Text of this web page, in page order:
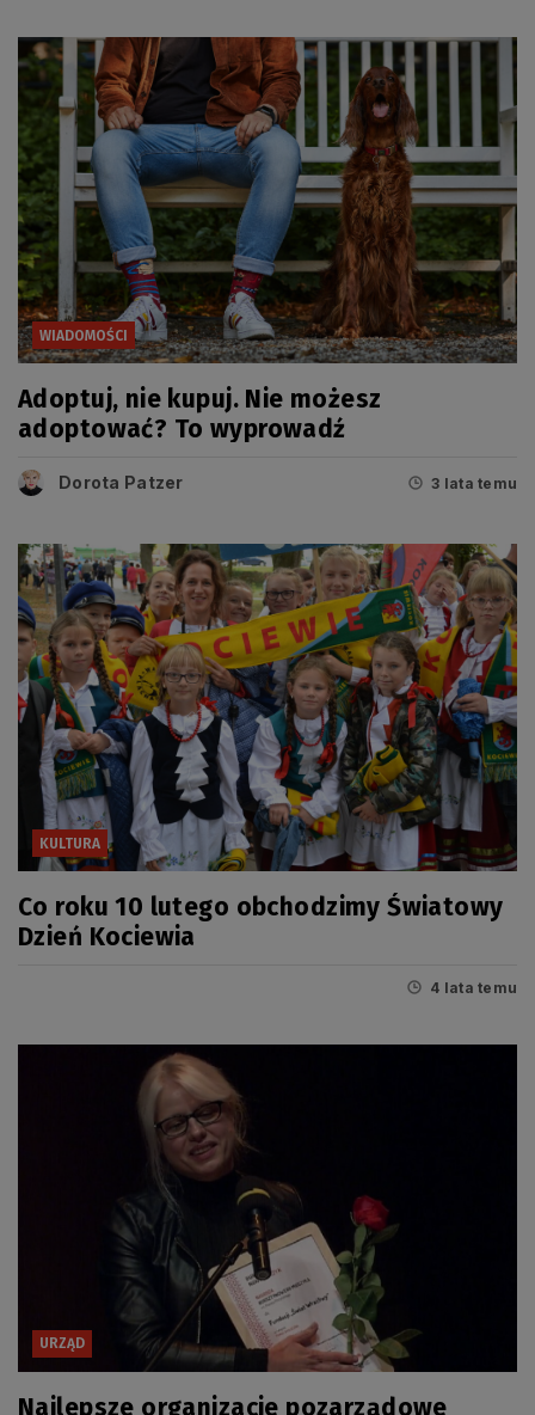
WIADOMOŚCI
Adoptuj, nie kupuj. Nie możesz
adoptować? To wyprowadź
Dorota Patzer 3 lata temu
KULTURA
Co roku 10 lutego obchodzimy Światowy
Dzień Kociewia
4 lata temu
URZĄD
Najlepsze organizacje pozarządowe